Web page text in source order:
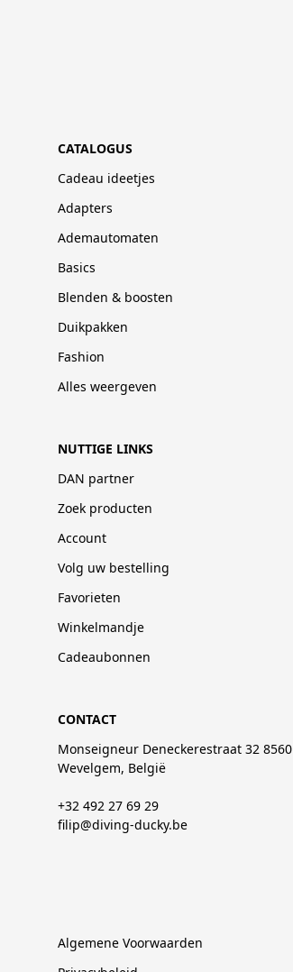
CATALOGUS
Cadeau ideetjes
Adapters
Ademautomaten
Basics
Blenden & boosten
Duikpakken
Fashion
Alles weergeven
NUTTIGE LINKS
DAN partner
Zoek producten
Account
Volg uw bestelling
Favorieten
Winkelmandje
Cadeaubonnen
CONTACT
Monseigneur Deneckerestraat 32 8560
Wevelgem, België
+32 492 27 69 29
filip@diving-ducky.be
Algemene Voorwaarden